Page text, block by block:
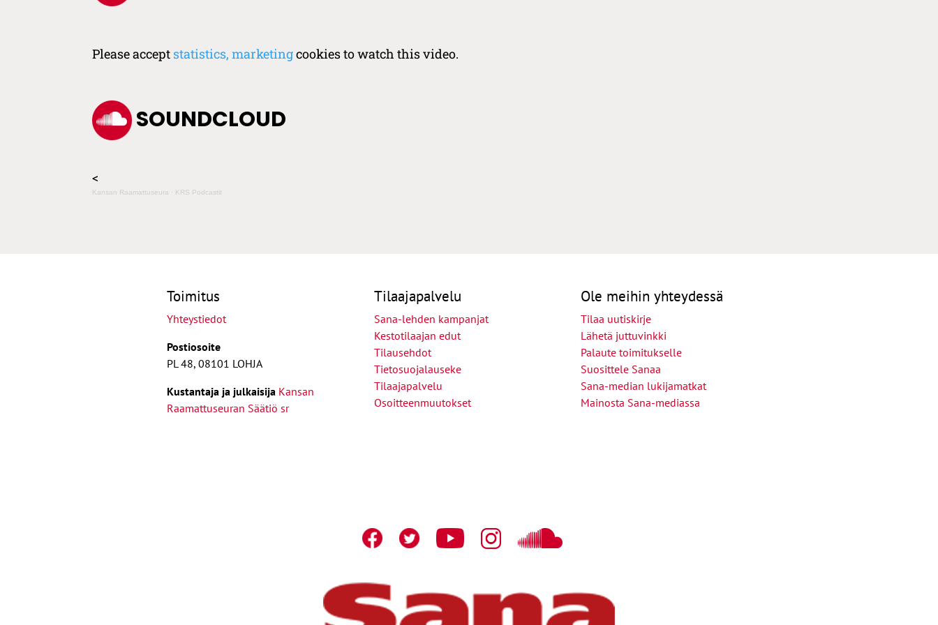
Please accept statistics, marketingcookies to watch this video.
SOUNDCLOUD
<
Kansan Raamattuseura · KRS Podcastit
Toimitus
Yhteystiedot
Postiosoite
PL 48, 08101 LOHJA
Kustantaja ja julkaisija Kansan
Raamattuseuran Säätiö sr
Tilaajapalvelu
Sana-lehden kampanjat
Kestotilaajan edut
Tilausehdot
Tietosuojalauseke
Tilaajapalvelu
Osoitteenmuutokset
Ole meihin yhteydessä
Tilaa uutiskirje
Lähetä juttuvinkki
Palaute toimitukselle
Suosittele Sanaa
Sana-median lukijamatkat
Mainosta Sana-mediassa